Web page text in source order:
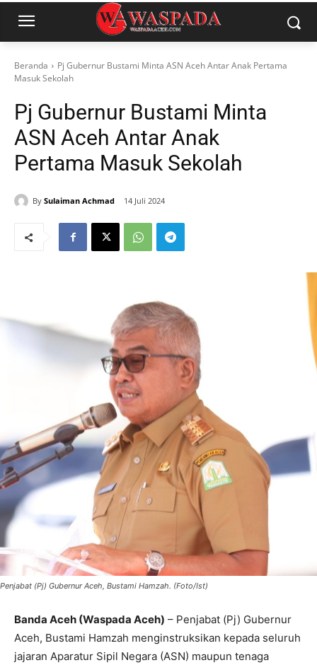
Beranda
Pj Gubernur Bustami Minta ASN Aceh Antar Anak Pertama
Masuk Sekolah
Pj Gubernur Bustami Minta
ASN Aceh Antar Anak
Pertama Masuk Sekolah
By Sulaiman Achmad 14 Juli 2024
Penjabat (Pj) Gubernur Aceh, Bustami Hamzah. (Foto/Ist)
Banda Aceh (Waspada Aceh) – Penjabat (Pj) Gubernur
Aceh, Bustami Hamzah menginstruksikan kepada seluruh
jajaran Aparatur Sipil Negara (ASN) maupun tenaga